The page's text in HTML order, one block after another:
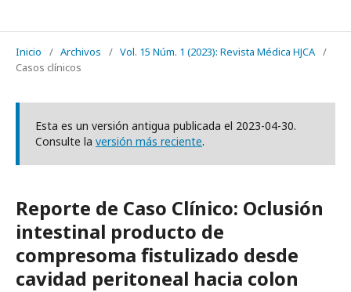
Inicio / Archivos / Vol. 15 Núm. 1 (2023): Revista Médica HJCA /
Casos clínicos
Esta es un versión antigua publicada el 2023-04-30.
Consulte la versión más reciente.
Reporte de Caso Clínico: Oclusión
intestinal producto de
compresoma fistulizado desde
cavidad peritoneal hacia colon